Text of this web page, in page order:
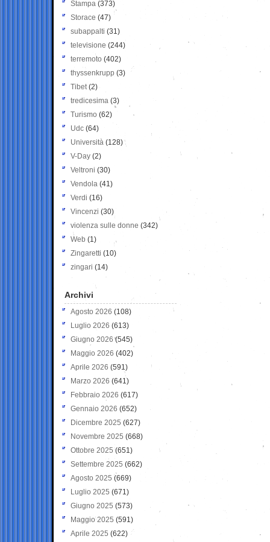
Stampa (373)
Storace (47)
subappalti (31)
televisione(244)
terremoto (402)
thyssenkrupp (3)
Tibet(2)
tredicesima (3)
Turismo (62)
Udc (64)
Università (128)
V-Day (2)
Veltroni (30)
Vendola (41)
Verdi (16)
Vincenzi (30)
violenza sulle donne (342)
Web (1)
Zingaretti (10)
zingari (14)
Archivi
Agosto 2026 (108)
Luglio 2026 (613)
Giugno 2026 (545)
Maggio 2026 (402)
Aprile 2026 (591)
Marzo 2026 (641)
Febbraio 2026 (617)
Gennaio 2026 (652)
Dicembre 2025 (627)
Novembre 2025 (668)
Ottobre 2025 (651)
Settembre 2025 (662)
Agosto 2025 (669)
Luglio 2025 (671)
Giugno 2025 (573)
Maggio 2025 (591)
Aprile 2025 (622)